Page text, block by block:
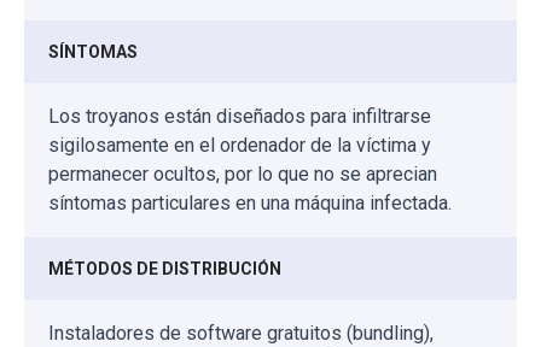
SÍNTOMAS
Los troyanos están diseñados para infiltrarse
sigilosamente en el ordenador de la víctima y
permanecer ocultos, por lo que no se aprecian
síntomas particulares en una máquina infectada.
MÉTODOS DE DISTRIBUCIÓN
Instaladores de software gratuitos (bundling),